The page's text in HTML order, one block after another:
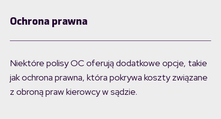
Ochrona prawna
Niektóre polisy OC oferują dodatkowe opcje, takie
jak ochrona prawna, która pokrywa koszty związane
z obroną praw kierowcy w sądzie.